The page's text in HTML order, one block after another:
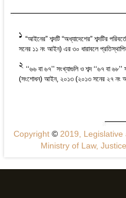
1 “আইনের” শব্দটি “অধ্যাদেশের” শব্দটির
সনের ১১ নং আইন) এর ৩০ ধারাবলে
2 ‘‘৬৬ বা ৬৭’’ সংখ্যাগুলি ও শব্দ ‘‘৬৭ বা
(সংশোধন) আইন, ২০১৩ (২০১৩ সনের ২৭ নং
Copyright ©2019, Legislative
Ministry of Law,